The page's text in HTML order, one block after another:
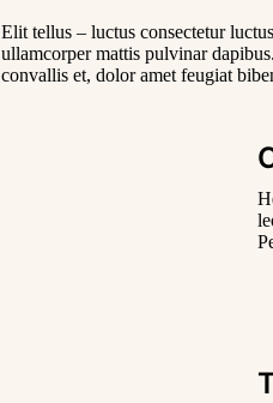
Elit tellus – luctus consectetur
ullamcorper mattis pulvinar
convallis et, dolor amet feugiat